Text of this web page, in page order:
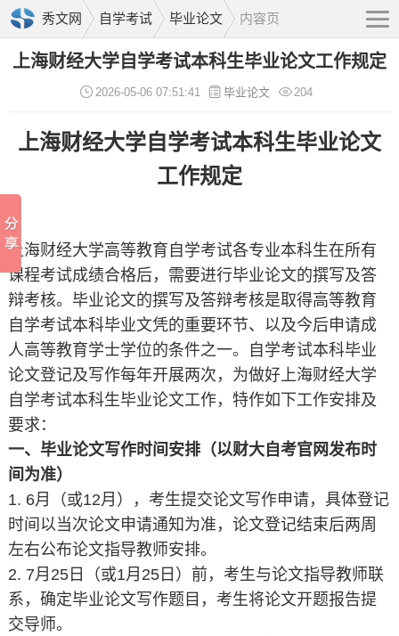
秀文网 自学考试 毕业论文 内容页
上海财经大学自学考试本科生毕业论文工作规定
2026-05-06 07:51:41 毕业论文 204
上海财经大学自学考试本科生毕业论文
工作规定
上海财经大学高等教育自学考试各专业本科生在所有
课程考试成绩合格后，需要进行毕业论文的撰写及答
辩考核。毕业论文的撰写及答辩考核是取得高等教育
自学考试本科毕业文凭的重要环节、以及今后申请成
人高等教育学士学位的条件之一。自学考试本科毕业
论文登记及写作每年开展两次，为做好上海财经大学
自学考试本科生毕业论文工作，特作如下工作安排及
要求：
一、毕业论文写作时间安排（以财大自考官网发布时
间为准）
1. 6月（或12月），考生提交论文写作申请，具体登记
时间以当次论文申请通知为准，论文登记结束后两周
左右公布论文指导教师安排。
2. 7月25日（或1月25日）前，考生与论文指导教师联
系，确定毕业论文写作题目，考生将论文开题报告提
交导师。